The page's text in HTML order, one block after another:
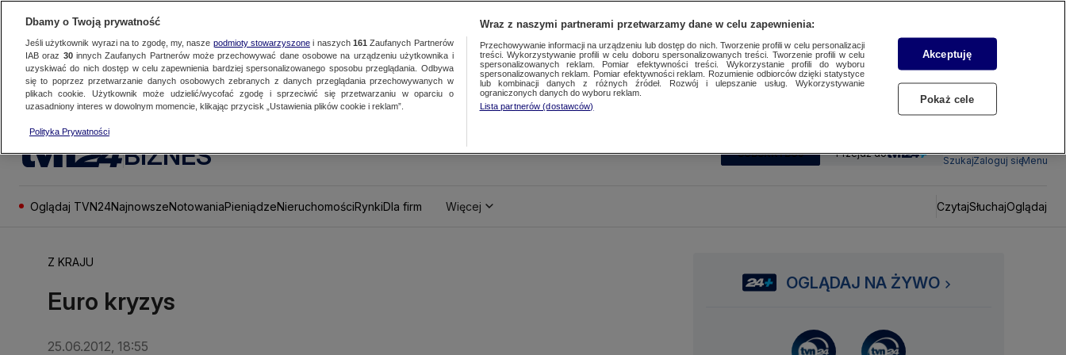
BIZNES SUBSKRYBUJ Przejdź do
SzukajZaloguj sięMenu
Oglądaj TVN24NajnowszeNotowaniaPieniądzeNieruchomościRynkiDla firm Więcej CzytajSłuchajOglądaj
Z KRAJU
Euro kryzys
25.06.2012, 18:55
OGLĄDAJ NA ŻYWO
Dbamy o Twoją prywatność
Jeśli użytkownik wyrazi na to zgodę, my, nasze podmioty stowarzyszonei naszych 161 Zaufanych Partnerów
IAB oraz 30innych Zaufanych Partnerów może przechowywać dane osobowe na urządzeniu użytkownika i
uzyskiwać do nich dostęp w celu zapewnienia bardziej spersonalizowanego sposobu przeglądania. Odbywa
się to poprzez przetwarzanie danych osobowych zebranych z danych przeglądania przechowywanych w
plikach cookie. Użytkownik może udzielić/wycofać zgodę i sprzeciwić się przetwarzaniu w oparciu o
uzasadniony interes w dowolnym momencie, klikając przycisk „Ustawienia plików cookie i reklam”.
Polityka Prywatności
Wraz z naszymi partnerami przetwarzamy dane w celu zapewnienia:
Przechowywanie informacji na urządzeniu lub dostęp do nich. Tworzenie profili w celu personalizacji
treści. Wykorzystywanie profili w celu doboru spersonalizowanych treści. Tworzenie profili w celu
spersonalizowanych reklam. Pomiar efektywności treści. Wykorzystanie profili do wyboru
spersonalizowanych reklam. Pomiar efektywności reklam. Rozumienie odbiorców dzięki statystyce
lub kombinacji danych z różnych źródeł. Rozwój i ulepszanie usług. Wykorzystywanie
ograniczonych danych do wyboru reklam.
Lista partnerów (dostawców)
Akceptuję
Pokaż cele